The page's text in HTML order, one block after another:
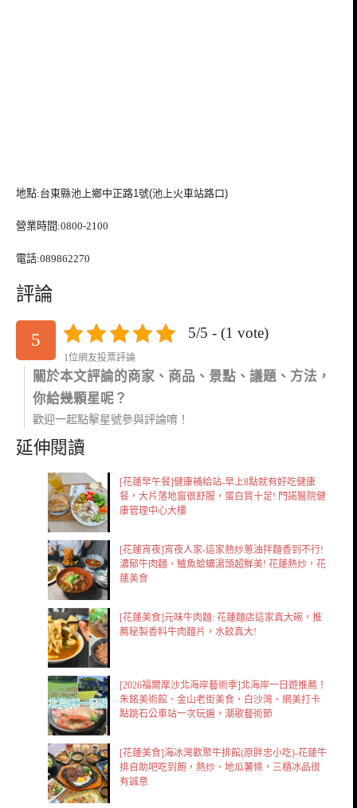
地點:台東縣池上鄉中正路1號(池上火車站路口)
營業時間:0800-2100
電話:089862270
評論
5 5/5 - (1 vote)
1位網友投票評論
關於本文評論的商家、商品、景點、議題、方法，
你給幾顆星呢？
歡迎一起點擊星號參與評論唷！
延伸閱讀
[花蓮早午餐]健康補給站-早上8點就有好吃健康
餐，大片落地窗很舒服，蛋白質十足! 門諾醫院健
康管理中心大樓
[花蓮宵夜]宵夜人家-這家熱炒蔥油拌麵香到不行!
濃郁牛肉麵、鱸魚蛤蠣湯頭超鮮美! 花蓮熱炒，花
蓮美食
[花蓮美食]元味牛肉麵: 花蓮麵店這家真大碗，推
薦秘製香料牛肉麵片，水餃真大!
[2026福爾摩沙北海岸藝術季]北海岸一日遊推薦！
朱銘美術館、金山老街美食、白沙灣、網美打卡
點跳石公車站一次玩遍，潮歌藝術節
[花蓮美食]海冰灣歡聚牛排館(原胖忠小吃)-花蓮牛
排自助吧吃到飽，熱炒、地瓜薯條，三櫃冰品很
有誠意